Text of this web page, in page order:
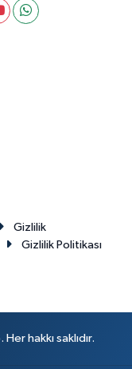
Gizlilik
Gizlilik Politikası
hakkı saklıdır.